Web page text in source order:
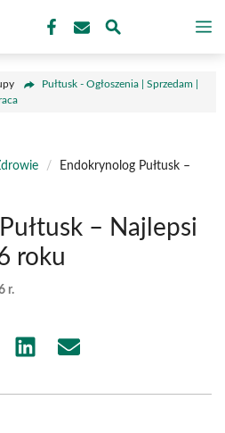
Pułtusk - Ogłoszenia | Sprzedam |
/
Endokrynolog Pułtusk –
– Najlepsi
roku
r.
Share Share